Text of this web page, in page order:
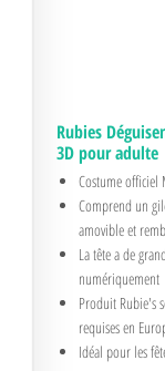
Rubies
3D pour adulte
Costume officiel
Comprend un
amovible et
La tête a de
numériquement
Produit Rubie's
requises en
Idéal pour les